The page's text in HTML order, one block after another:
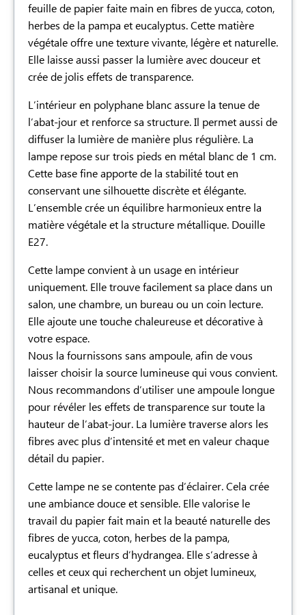
feuille de papier faite main en fibres de yucca, coton,
herbes de la pampa et eucalyptus. Cette matière
végétale offre une texture vivante, légère et naturelle.
Elle laisse aussi passer la lumière avec douceur et
crée de jolis effets de transparence.
L’intérieur en polyphane blanc assure la tenue de
l’abat-jour et renforce sa structure. Il permet aussi de
diffuser la lumière de manière plus régulière. La
lampe repose sur trois pieds en métal blanc de 1 cm.
Cette base fine apporte de la stabilité tout en
conservant une silhouette discrète et élégante.
L’ensemble crée un équilibre harmonieux entre la
matière végétale et la structure métallique. Douille
E27.
Cette lampe convient à un usage en intérieur
uniquement. Elle trouve facilement sa place dans un
salon, une chambre, un bureau ou un coin lecture.
Elle ajoute une touche chaleureuse et décorative à
votre espace.
Nous la fournissons sans ampoule, afin de vous
laisser choisir la source lumineuse qui vous convient.
Nous recommandons d’utiliser une ampoule longue
pour révéler les effets de transparence sur toute la
hauteur de l’abat-jour. La lumière traverse alors les
fibres avec plus d’intensité et met en valeur chaque
détail du papier.
Cette lampe ne se contente pas d’éclairer. Cela crée
une ambiance douce et sensible. Elle valorise le
travail du papier fait main et la beauté naturelle des
fibres de yucca, coton, herbes de la pampa,
eucalyptus et fleurs d’hydrangea. Elle s’adresse à
celles et ceux qui recherchent un objet lumineux,
artisanal et unique.